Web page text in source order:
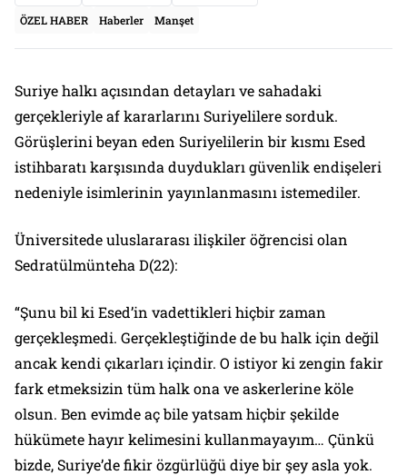
ÖZEL HABER Haberler Manşet
Suriye halkı açısından detayları ve sahadaki
gerçekleriyle af kararlarını Suriyelilere sorduk.
Görüşlerini beyan eden Suriyelilerin bir kısmı Esed
istihbaratı karşısında duydukları güvenlik endişeleri
nedeniyle isimlerinin yayınlanmasını istemediler.
Üniversitede uluslararası ilişkiler öğrencisi olan
Sedratülmünteha D(22):
“Şunu bil ki Esed’in vadettikleri hiçbir zaman
gerçekleşmedi. Gerçekleştiğinde de bu halk için değil
ancak kendi çıkarları içindir. O istiyor ki zengin fakir
fark etmeksizin tüm halk ona ve askerlerine köle
olsun. Ben evimde aç bile yatsam hiçbir şekilde
hükümete hayır kelimesini kullanmayayım… Çünkü
bizde, Suriye’de fikir özgürlüğü diye bir şey asla yok.